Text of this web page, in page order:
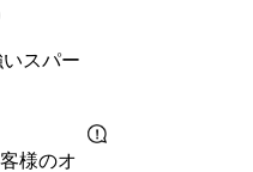
スパー
様のオ